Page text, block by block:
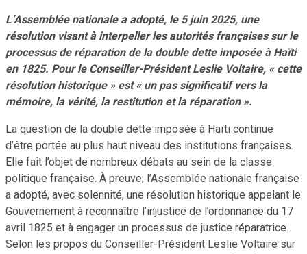
L’Assemblée nationale a adopté, le 5 juin 2025, une
résolution visant à interpeller les autorités françaises sur le
processus de réparation de la double dette imposée à Haïti
en 1825. Pour le Conseiller-Président Leslie Voltaire, « cette
résolution historique » est « un pas significatif vers la
mémoire, la vérité, la restitution et la réparation ».
La question de la double dette imposée à Haïti continue
d’être portée au plus haut niveau des institutions françaises.
Elle fait l’objet de nombreux débats au sein de la classe
politique française. À preuve, l’Assemblée nationale française
a adopté, avec solennité, une résolution historique appelant le
Gouvernement à reconnaître l’injustice de l’ordonnance du 17
avril 1825 et à engager un processus de justice réparatrice.
Selon les propos du Conseiller-Président Leslie Voltaire sur